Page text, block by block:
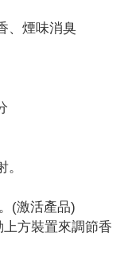
、煙味消臭
(激活產品)
方裝置來調節香